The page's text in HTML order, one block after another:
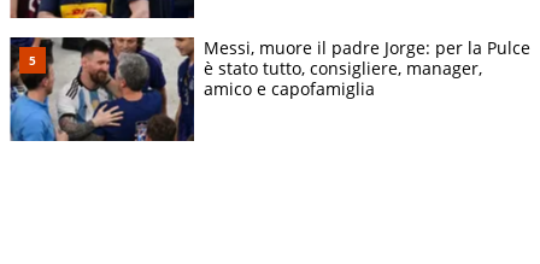
Messi, muore il padre Jorge: per la Pulce
è stato tutto, consigliere, manager,
amico e capofamiglia